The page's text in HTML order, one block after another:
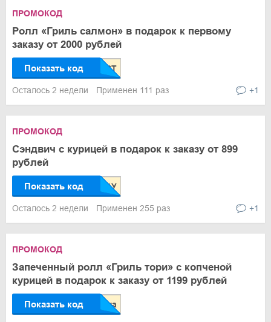
ПРОМОКОД
Ролл «Гриль салмон» в подарок к первому
заказу от 2000 рублей
Показать код
Осталось 2 недели Применен 111 раз +1
ПРОМОКОД
Сэндвич с курицей в подарок к заказу от 899
рублей
Показать код
Осталось 2 недели Применен 255 раз +1
ПРОМОКОД
Запеченный ролл «Гриль тори» с копченой
курицей в подарок к заказу от 1199 рублей
Показать код